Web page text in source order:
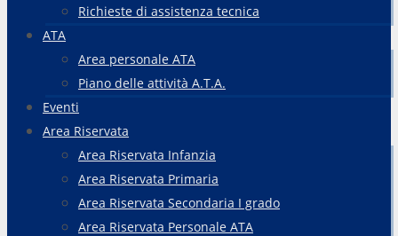
Richieste di assistenza tecnica
ATA
Area personale ATA
Piano delle attività A.T.A.
Eventi
Area Riservata
Area Riservata Infanzia
Area Riservata Primaria
Area Riservata Secondaria I grado
Area Riservata Personale ATA